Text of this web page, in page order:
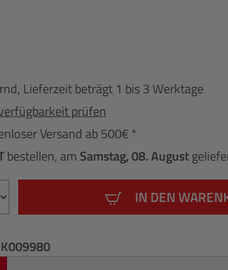
Lieferzeit beträgt 1 bis 3 Werktage
prüfen
Versand ab 500€ *
bestellen, am Samstag, 08. August
IN DEN